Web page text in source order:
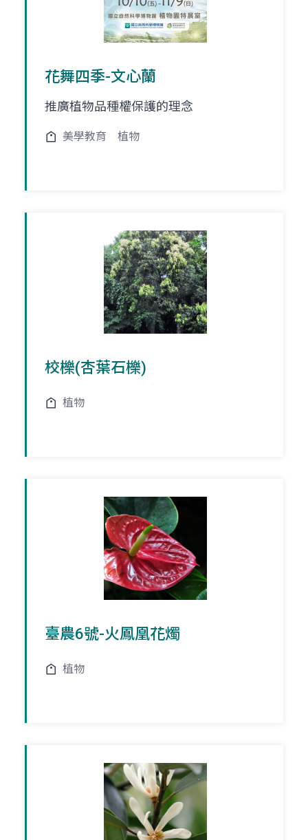
花舞四季-文心蘭
推廣植物品種權保護的理念
美學教育 植物
校櫟(杏葉石櫟)
植物
臺農6號-火鳳凰花燭
植物